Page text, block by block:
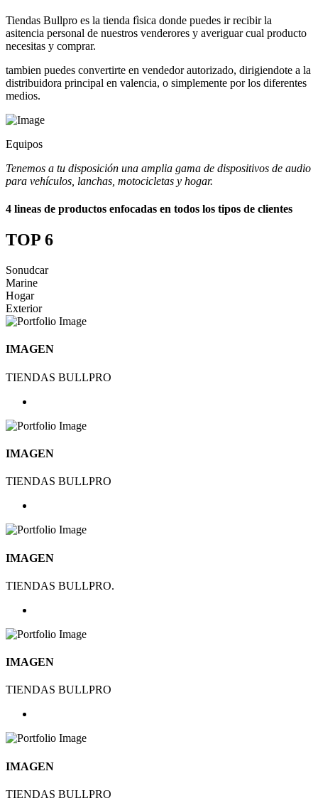
Tiendas Bullpro es la tienda fìsica donde puedes ir recibir la
asitencia personal de nuestros venderores y averiguar cual producto
necesitas y comprar.
tambien puedes convertirte en vendedor autorizado, dirigiendote a la
distribuidora principal en valencia, o simplemente por los diferentes
medios.
Equipos
Tenemos a tu disposición una amplia gama de dispositivos de audio
para vehículos, lanchas, motocicletas y hogar.
4 lineas de productos enfocadas en todos los tipos de clientes
TOP 6
Sonudcar
Marine
Hogar
Exterior
IMAGEN
TIENDAS BULLPRO
IMAGEN
TIENDAS BULLPRO
IMAGEN
TIENDAS BULLPRO.
IMAGEN
TIENDAS BULLPRO
IMAGEN
TIENDAS BULLPRO